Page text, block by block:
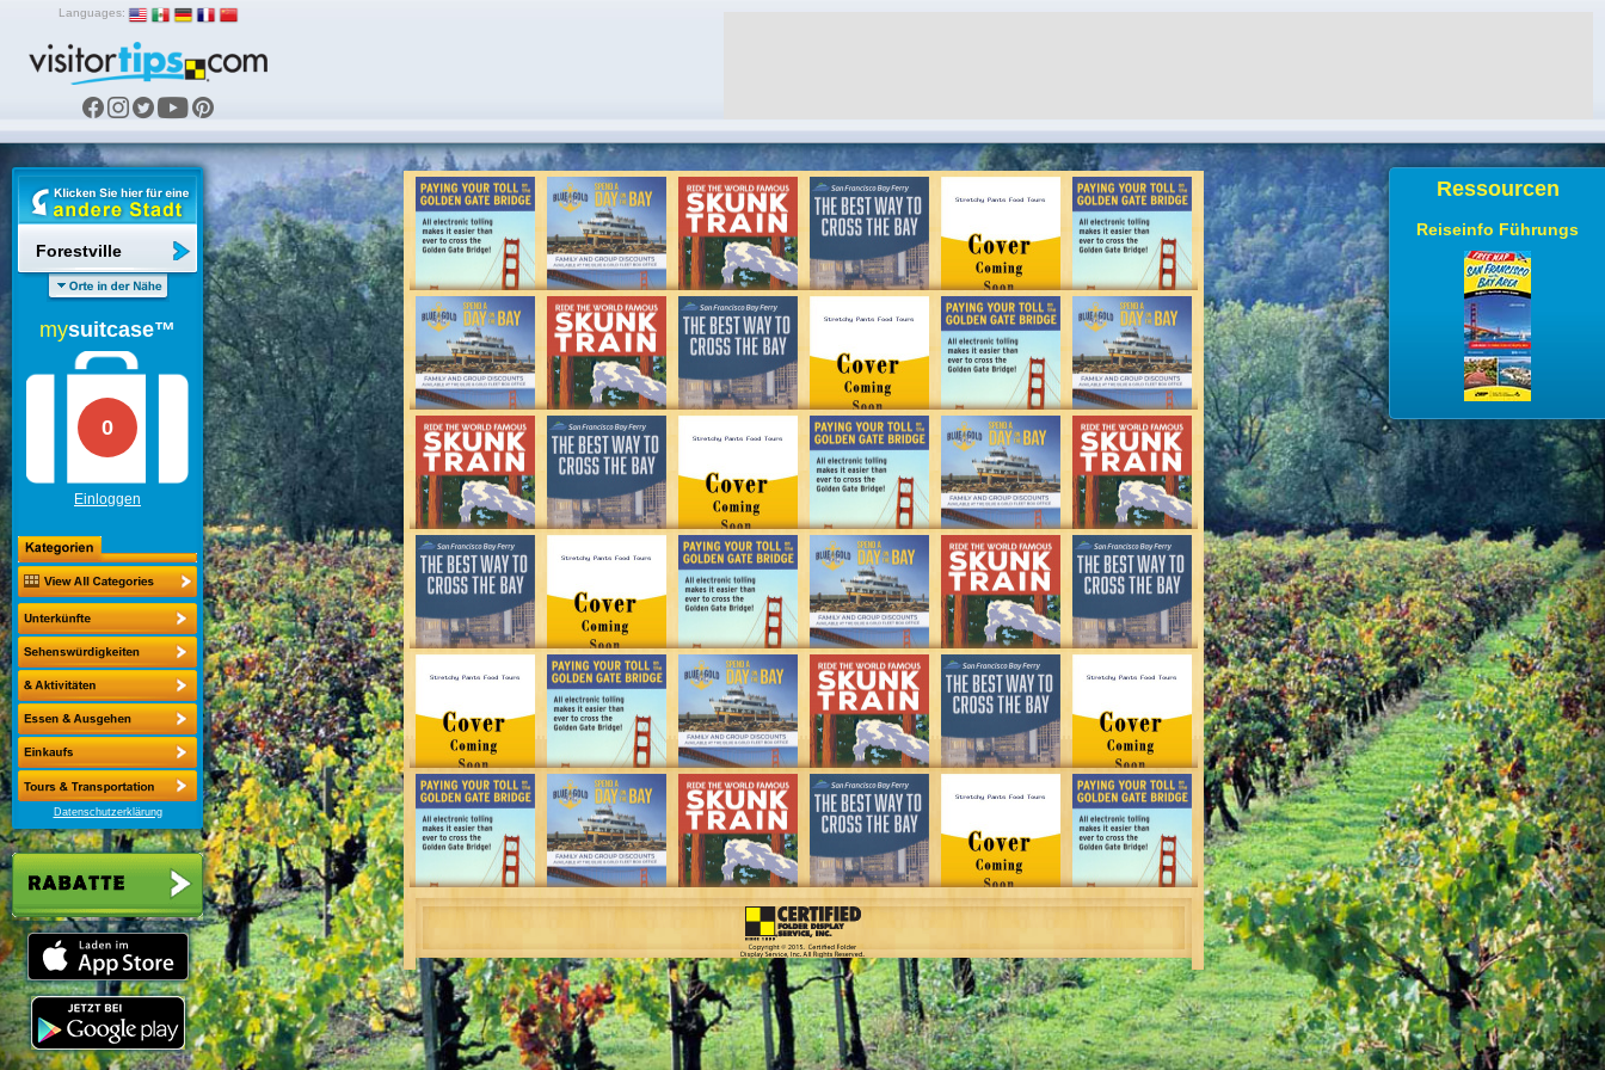
Languages:
Forestville
mysuitcase™
0
Einloggen
Datenschutzerklärung
Ressourcen
Reiseinfo Führungs